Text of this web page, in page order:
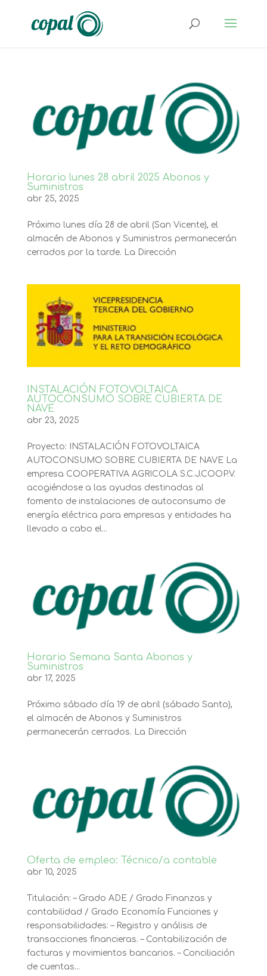
Horario lunes 28 abril 2025 Abonos y
Suministros
abr 25, 2025
Próximo lunes día 28 de abril (San Vicente), el
almacén de Abonos y Suministros permanecerán
cerrados por la tarde. La Dirección
INSTALACIÓN FOTOVOLTAICA
AUTOCONSUMO SOBRE CUBIERTA DE
NAVE
abr 23, 2025
Proyecto: INSTALACIÓN FOTOVOLTAICA
AUTOCONSUMO SOBRE CUBIERTA DE NAVE La
empresa COOPERATIVA AGRICOLA S.C.J.COOP.V.
acogiéndose a las ayudas destinadas al
fomento de instalaciones de autoconsumo de
energía eléctrica para empresas y entidades ha
llevado a cabo el...
Horario Semana Santa Abonos y
Suministros
abr 17, 2025
Próximo sábado día 19 de abril (sábado Santo),
el almacén de Abonos y Suministros
permanecerán cerrados. La Dirección
Oferta de empleo: Técnico/a contable
abr 10, 2025
Titulación: – Grado ADE / Grado Finanzas y
contabilidad / Grado Economía Funciones y
responsabilidades: – Registro y análisis de
transacciones financieras. – Contabilización de
facturas y movimientos bancarios. – Conciliación
de cuentas...